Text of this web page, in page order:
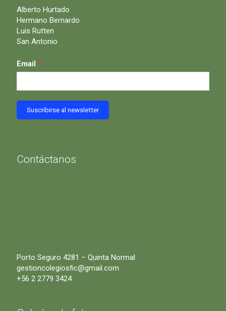
Alberto Hurtado
Hermano Bernardo
Luis Rutten
San Antonio
Email *
Contáctanos
Porto Seguro 4281 – Quinta Normal
gestioncolegiosfic@gmail.com
+56 2 2779 3424